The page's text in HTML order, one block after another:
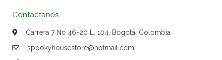
Contáctanos
Carrera 7 No 46-20 L. 104, Bogotá, Colombia
spookyhousestore@hotmail.com